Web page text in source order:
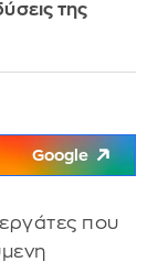
της
Google
που